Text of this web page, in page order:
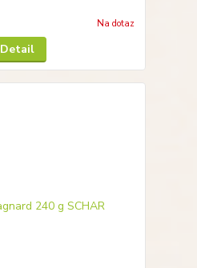
Na dotaz
Detail